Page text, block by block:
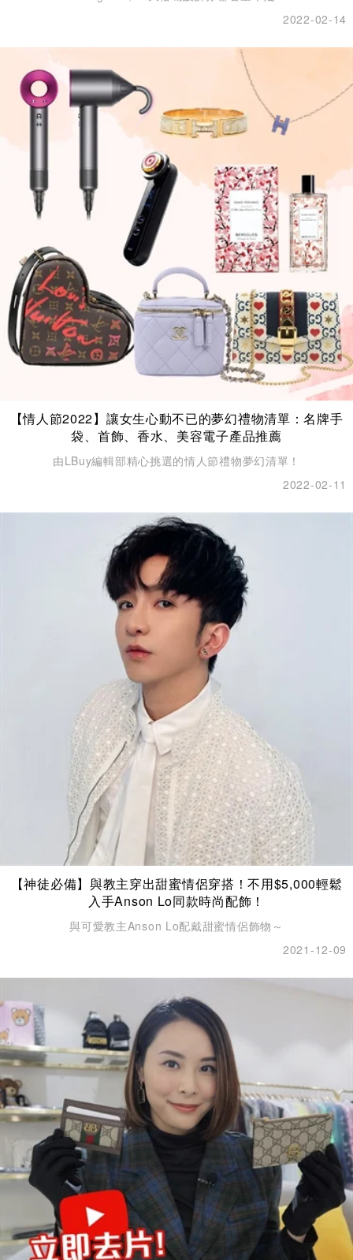
2022-02-14
【情人節2022】讓女生心動不已的夢幻禮物清單：名牌手
袋、首飾、香水、美容電子產品推薦
由LBuy編輯部精心挑選的情人節禮物夢幻清單！
2022-02-11
【神徒必備】與教主穿出甜蜜情侶穿搭！不用$5,000輕鬆
入手Anson Lo同款時尚配飾！
與可愛教主Anson Lo配戴甜蜜情侶飾物～
2021-12-09